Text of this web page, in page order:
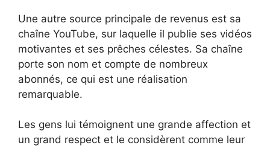
Une autre source principale de revenus est sa
chaîne YouTube, sur laquelle il publie ses vidéos
motivantes et ses prêches célestes. Sa chaîne
porte son nom et compte de nombreux
abonnés, ce qui est une réalisation
remarquable.
Les gens lui témoignent une grande affection et
un grand respect et le considèrent comme leur